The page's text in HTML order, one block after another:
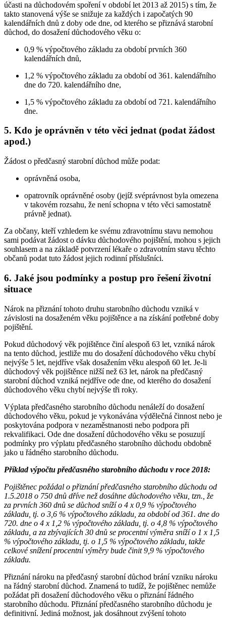
účasti na důchodovém spoření v období let 2013 až 2015) s tím, že
takto stanovená výše se snižuje za každých i započatých 90
kalendářních dnů z doby ode dne, od kterého se přiznává starobní
důchod, do dosažení důchodového věku o:
0,9 % výpočtového základu za období prvních 360
kalendářních dnů,
1,2 % výpočtového základu za období od 361. kalendářního
dne do 720. kalendářního dne,
1,5 % výpočtového základu za období od 721. kalendářního
dne.
5. Kdo je oprávněn v této věci jednat (podat žádost
apod.)
Žádost o předčasný starobní důchod může podat:
oprávněná osoba,
opatrovník oprávněné osoby (jejíž svéprávnost byla omezena
v takovém rozsahu, že není schopna v této věci samostatně
právně jednat).
Za občany, kteří vzhledem ke svému zdravotnímu stavu nemohou
sami podávat žádost o dávku důchodového pojištění, mohou s jejich
souhlasem a na základě potvrzení lékaře o zdravotním stavu těchto
občanů podat tuto žádost jejich rodinní příslušníci.
6. Jaké jsou podmínky a postup pro řešení životní
situace
Nárok na přiznání tohoto druhu starobního důchodu vzniká v
závislosti na dosaženém věku pojištěnce a na získání potřebné doby
pojištění.
Pokud důchodový věk pojištěnce činí alespoň 63 let, vzniká nárok
na tento důchod, jestliže mu do dosažení důchodového věku chybí
nejvýše 5 let, nejdříve však dosažením věku alespoň 60 let. Je-li
důchodový věk pojištěnce nižší než 63 let, nárok na předčasný
starobní důchod vzniká nejdříve ode dne, od kterého do dosažení
důchodového věku chybí nejvýše tři roky.
Výplata předčasného starobního důchodu nenáleží do dosažení
důchodového věku, pokud je vykonávána výdělečná činnost nebo je
poskytována podpora v nezaměstnanosti nebo podpora při
rekvalifikaci. Ode dne dosažení důchodového věku se posuzují
podmínky pro výplatu předčasného starobního důchodu obdobně
jako u řádného starobního důchodu.
Příklad výpočtu předčasného starobního důchodu v roce 2018:
Pojištěnec požádal o přiznání předčasného starobního důchodu od
1.5.2018 o 750 dnů dříve než dosáhne důchodového věku, tzn., že
za prvních 360 dnů se důchod sníží o 4 x 0,9 % výpočtového
základu, tj. o 3,6 % výpočtového základu, za období od 361. dne do
720. dne o 4 x 1,2 % výpočtového základu, tj. o 4,8 % výpočtového
základu, a za zbývajících 30 dnů se procentní výměra sníží o 1 x 1,5
% výpočtového základu, tj. o 1,5 % výpočtového základu, takže
celkové snížení procentní výměry bude činit 9,9 % výpočtového
základu.
Přiznání nároku na předčasný starobní důchod brání vzniku nároku
na řádný starobní důchod. Znamená to tudíž, že pojištěnec nemůže
požádat při dosažení důchodového věku o přiznání řádného
starobního důchodu. Přiznání předčasného starobního důchodu je
definitivní. Jediná možnost, jak dosáhnout zvýšení tohoto